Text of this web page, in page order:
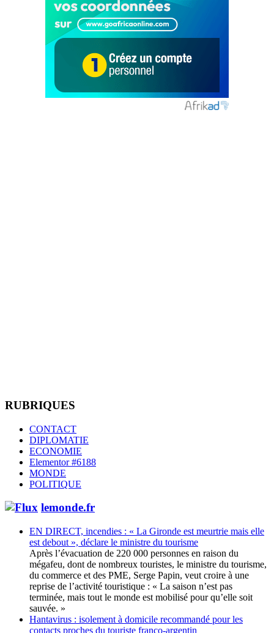
RUBRIQUES
CONTACT
DIPLOMATIE
ECONOMIE
Elementor #6188
MONDE
POLITIQUE
lemonde.fr
EN DIRECT, incendies : « La Gironde est meurtrie mais elle
est debout », déclare le ministre du tourisme
Après l’évacuation de 220 000 personnes en raison du
mégafeu, dont de nombreux touristes, le ministre du tourisme,
du commerce et des PME, Serge Papin, veut croire à une
reprise de l’activité touristique : « La saison n’est pas
terminée, mais tout le monde est mobilisé pour qu’elle soit
sauvée. »
Hantavirus : isolement à domicile recommandé pour les
contacts proches du touriste franco-argentin